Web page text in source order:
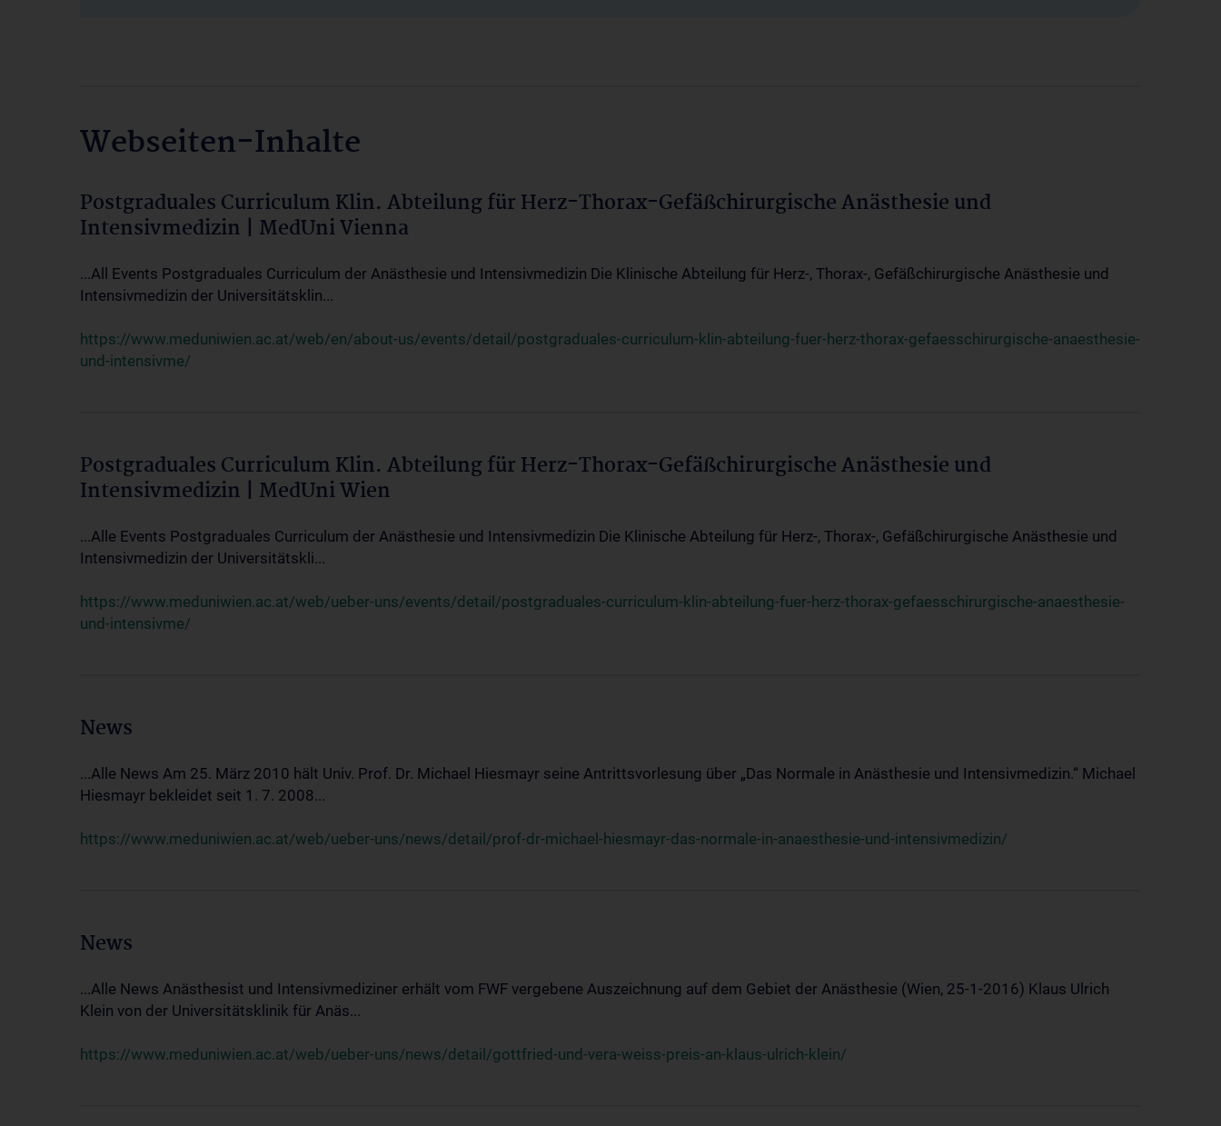
Webseiten-Inhalte
Postgraduales Curriculum Klin. Abteilung für Herz-Thorax-Gefäßchirurgische Anästhesie und
Intensivmedizin | MedUni Vienna
...All Events Postgraduales Curriculum der Anästhesie und Intensivmedizin Die Klinische Abteilung für Herz-, Thorax-, Gefäßchirurgische Anästhesie und
Intensivmedizin der Universitätsklin...
https://www.meduniwien.ac.at/web/en/about-us/events/detail/postgraduales-curriculum-klin-abteilung-fuer-herz-thorax-gefaesschirurgische-anaesthesie-
und-intensivme/
Postgraduales Curriculum Klin. Abteilung für Herz-Thorax-Gefäßchirurgische Anästhesie und
Intensivmedizin | MedUni Wien
...Alle Events Postgraduales Curriculum der Anästhesie und Intensivmedizin Die Klinische Abteilung für Herz-, Thorax-, Gefäßchirurgische Anästhesie und
Intensivmedizin der Universitätskli...
https://www.meduniwien.ac.at/web/ueber-uns/events/detail/postgraduales-curriculum-klin-abteilung-fuer-herz-thorax-gefaesschirurgische-anaesthesie-
und-intensivme/
News
...Alle News Am 25. März 2010 hält Univ. Prof. Dr. Michael Hiesmayr seine Antrittsvorlesung über „Das Normale in Anästhesie und Intensivmedizin.“ Michael
Hiesmayr bekleidet seit 1. 7. 2008...
https://www.meduniwien.ac.at/web/ueber-uns/news/detail/prof-dr-michael-hiesmayr-das-normale-in-anaesthesie-und-intensivmedizin/
News
...Alle News Anästhesist und Intensivmediziner erhält vom FWF vergebene Auszeichnung auf dem Gebiet der Anästhesie (Wien, 25-1-2016) Klaus Ulrich
Klein von der Universitätsklinik für Anäs...
https://www.meduniwien.ac.at/web/ueber-uns/news/detail/gottfried-und-vera-weiss-preis-an-klaus-ulrich-klein/